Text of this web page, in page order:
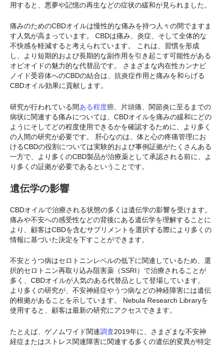
用すると、悪夢や記憶の再生などの症状の緩和が見られました。
痛みのためのCBDオイルは慢性的な痛みを持つ人々の間でますま
す人気が高まっています。 CBDは痛み、炎症、そして全体的な
不快感を軽減すると考えられています。 これは、習慣を形成
し、より短期的および長期的な副作用を引き起こす可能性がある
オピオイドの魅力的な代替品です。 さまざまな内在性カンナビ
ノイド受容体へのCBDの結合は、抗炎症作用と痛みを和らげる
CBDオイル効果に貢献します。
研究が行われている間ある程度癌、片頭痛、関節炎に至るまでの
病状に関連する痛みについては、CBDオイルを痛みの緩和にどの
ようにそしてどの程度使用できるかを確認するために、より多く
の人間の研究が必要です。 肝心なのは、体と心の疼痛管理にお
けるCBDの役割については実験的および事例証拠がたくさんある
一方で、より多くのCBD製品が治療薬として承認される前に、よ
り多くの証拠が必要であるということです。
遺伝学の影響
CBDオイルで治療される状態の多くは遺伝学の影響を受けます。
痛みや不安への感受性などの背後にある遺伝学を理解することに
より、顧客はCBDを含むサプリメントを選択する際により多くの
情報に基づいた決定を下すことができます。
不安とうつ病はセロトニンレベルの低下に関連しているため、選
択的セロトニン再取り込み阻害薬（SSRI）で治療されることが
多く、CBDオイルが人気のある代替品として登場しています。
より多くの研究が、不安神経症やうつ病などの神経障害には遺伝
的根拠があることを示しています。 Nebula Research Libraryを
使用すると、顧客は最新の研究にアクセスできます。
たとえば、ゲノムワイド関連調査2019年に、さまざまな不安神
経症またはストレス関連障害に関連する多くの遺伝的変異が特定